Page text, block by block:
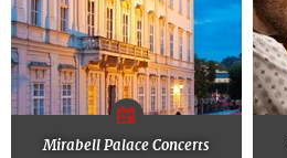
Mirabell Palace Concerts